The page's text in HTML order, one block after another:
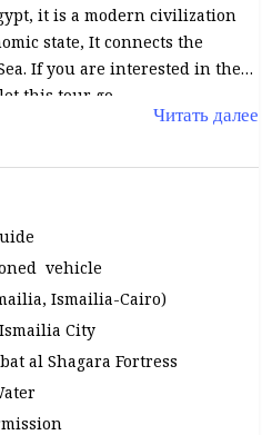
it is a modern civilization
state, It connects the
If you are interested in the
this tour go.
Читать далее
vehicle
Ismailia-Cairo)
City
al Shagara Fortress